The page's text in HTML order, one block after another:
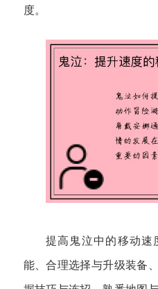
度。
提高鬼泣中的移动速
能、合理选择与升级装备